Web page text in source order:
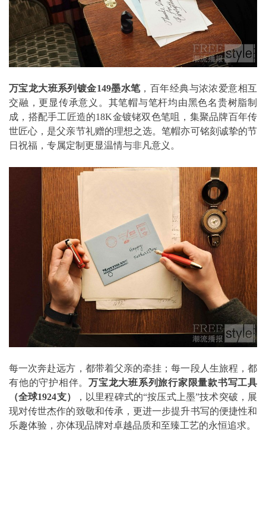
万宝龙大班系列镀金149墨水笔，百年经典与浓浓爱意相互
交融，更显传承意义。其笔帽与笔杆均由黑色名贵树脂制
成，搭配手工匠造的18K金镀铑双色笔咀，集聚品牌百年传
世匠心，是父亲节礼赠的理想之选。笔帽亦可铭刻诚挚的节
日祝福，专属定制更显温情与非凡意义。
每一次奔赴远方，都带着父亲的牵挂；每一段人生旅程，都
有他的守护相伴。 万宝龙大班系列旅行家限量款书写工具
（全球1924支）
，以里程碑式的“按压式上墨”技术突破，展
现对传世杰作的致敬和传承，更进一步提升书写的便捷性和
乐趣体验，亦体现品牌对卓越品质和至臻工艺的永恒追求。